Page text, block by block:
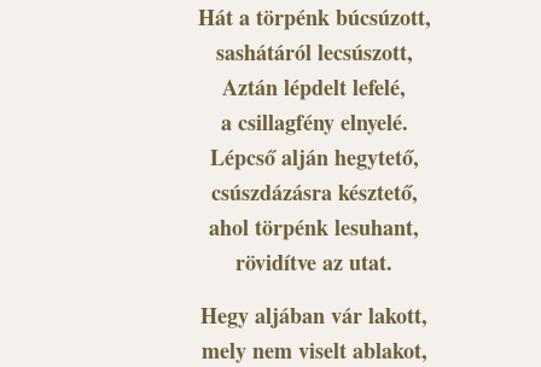
Hát a törpénk búcsúzott,
sashátáról lecsúszott,
Aztán lépdelt lefelé,
a csillagfény elnyelé.
Lépcső alján hegytető,
csúszdázásra késztető,
ahol törpénk lesuhant,
rövidítve az utat.
Hegy aljában vár lakott,
mely nem viselt ablakot,